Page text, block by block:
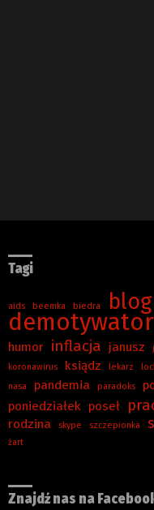
Tagi
aids beemka biedra blog
humor inflacja janusz
koronawirus ksiądz lekarz
nasa pandemia paradoks
poniedziałek poseł
rodzina skype szczepionka
żart
Znajdź nas na